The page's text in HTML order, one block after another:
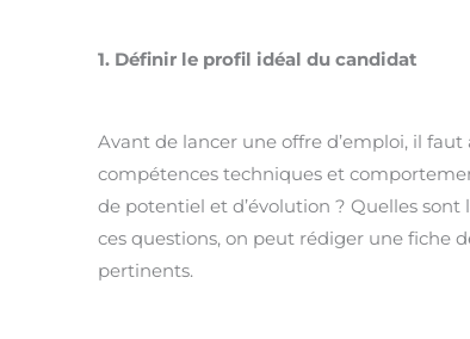
1. Définir le profil idéal du candidat
Avant de lancer une offre d’emploi, il
compétences techniques et
de potentiel et d’évolution ? Quelles
ces questions, on peut rédiger une fiche
pertinents.